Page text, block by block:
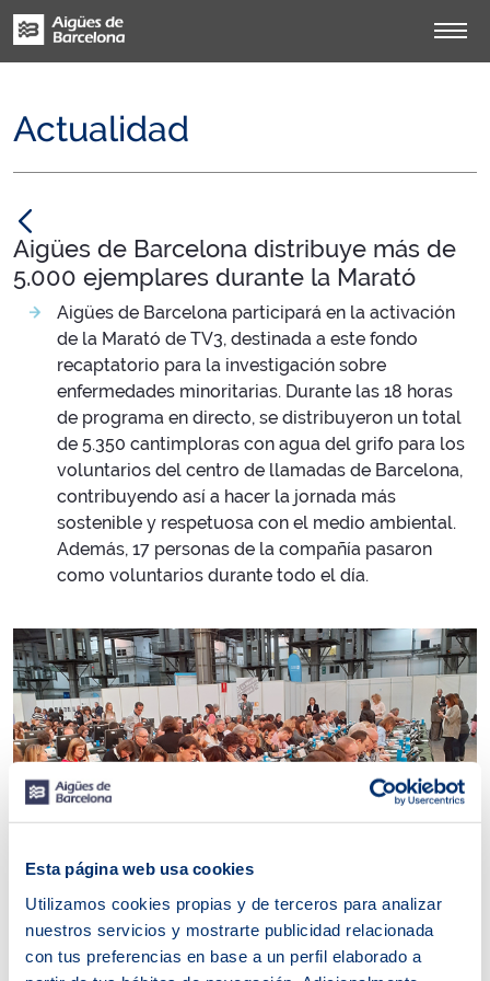
Esta página web usa cookies
Utilizamos cookies propias y de terceros para analizar
nuestros servicios y mostrarte publicidad relacionada
con tus preferencias en base a un perfil elaborado a
Actualidad
Aigües de Barcelona distribuye más de
5.000 ejemplares durante la Marató
Aigües de Barcelona participará en la activación
de la Marató de TV3, destinada a este fondo
recaptatorio para la investigación sobre
enfermedades minoritarias. Durante las 18 horas
de programa en directo, se distribuyeron un total
de 5.350 cantimploras con agua del grifo para los
voluntarios del centro de llamadas de Barcelona, ​​
contribuyendo así a hacer la jornada más
sostenible y respetuosa con el medio ambiental.
Además, 17 personas de la compañía pasaron
como voluntarios durante todo el día.